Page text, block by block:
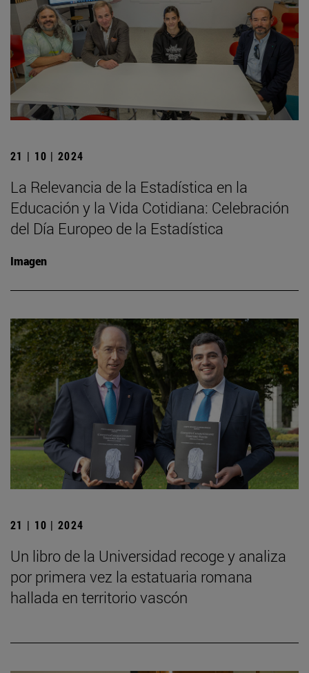
21 | 10 | 2024
La Relevancia de la Estadística en la
Educación y la Vida Cotidiana: Celebración
del Día Europeo de la Estadística
Imagen
21 | 10 | 2024
Un libro de la Universidad recoge y analiza
por primera vez la estatuaria romana
hallada en territorio vascón